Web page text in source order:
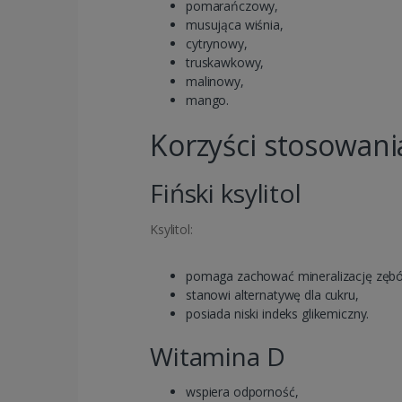
pomarańczowy,
musująca wiśnia,
cytrynowy,
truskawkowy,
malinowy,
mango.
Korzyści
Fiński ksylitol
Ksylitol:
pomaga zachować mineralizację
stanowi alternatywę dla cukru,
posiada niski indeks glikemiczny.
Witamina D
wspiera odporność,